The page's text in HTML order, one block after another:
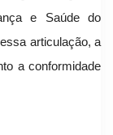
e Saúde do
articulação, a
a conformidade